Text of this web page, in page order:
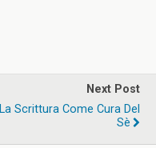
Next Post
La Scrittura Come Cura Del
Sè